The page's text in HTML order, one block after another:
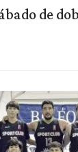
de